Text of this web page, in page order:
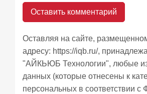
Оставляя на сайте,
адресу: https://iqb.ru/,
"АЙКЬЮБ Технологии", любые
данных (которые отнесены к
персональных в соответствии с